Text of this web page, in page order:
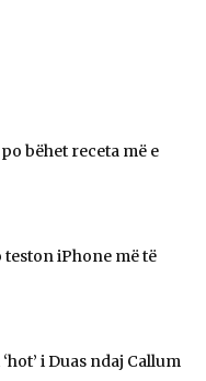
bëhet receta më e
iPhone më të
i Duas ndaj Callum